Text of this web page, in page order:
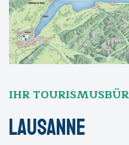
IHR
Lausanne